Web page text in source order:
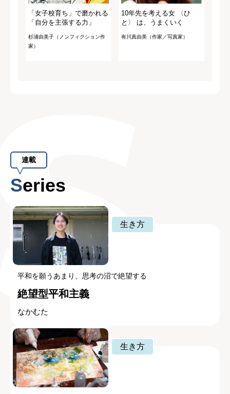
「女子校育ち」で磨かれる
「自分を主張する力」
杉浦由美子（ノンフィクション作
家）
10年先を考える女 〈ひ
と〉 は、うまくいく
有川真由美（作家／写真家）
連載
Series
生き方
平和を願うあまり、思考の沼で絶望する
絶望型平和主義
なかむた
生き方